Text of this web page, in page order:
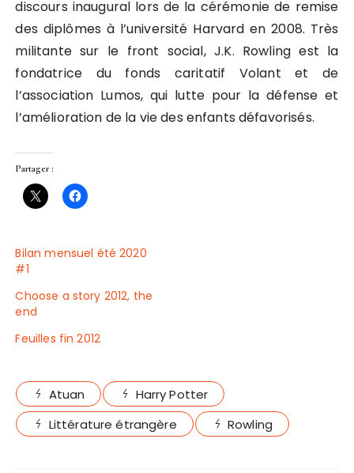
discours inaugural lors de la cérémonie de remise
des diplômes à l’université Harvard en 2008. Très
militante sur le front social, J.K. Rowling est la
fondatrice du fonds caritatif Volant et de
l’association Lumos, qui lutte pour la défense et
l’amélioration de la vie des enfants défavorisés.
Partager :
Bilan mensuel été 2020
#1
Choose a story 2012, the
end
Feuilles fin 2012
Atuan
Harry Potter
Littérature étrangère
Rowling